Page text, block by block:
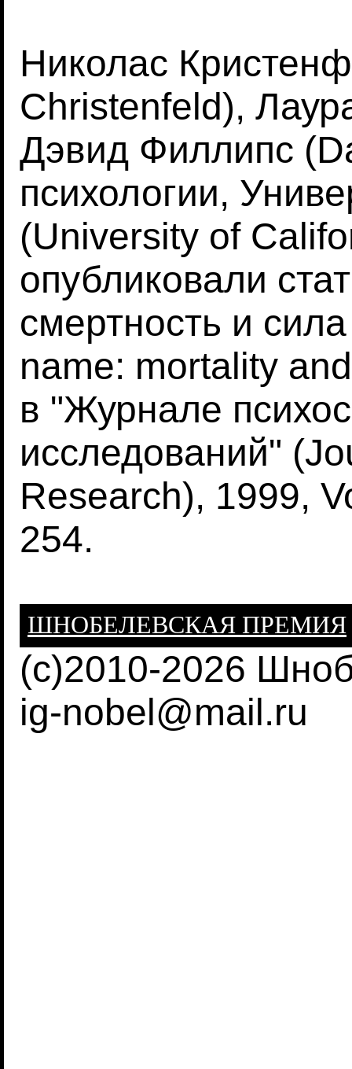
Николас
Christenfeld),
Дэвид Филлипс
психологии,
(University of
опубликовали
смертность и
name: mortality
в "Журнале
исследований"
Research), 1999,
254.
ШНОБЕЛЕВСКАЯ ПРЕМИЯ
(c)2010-2026
ig-nobel@mail.ru